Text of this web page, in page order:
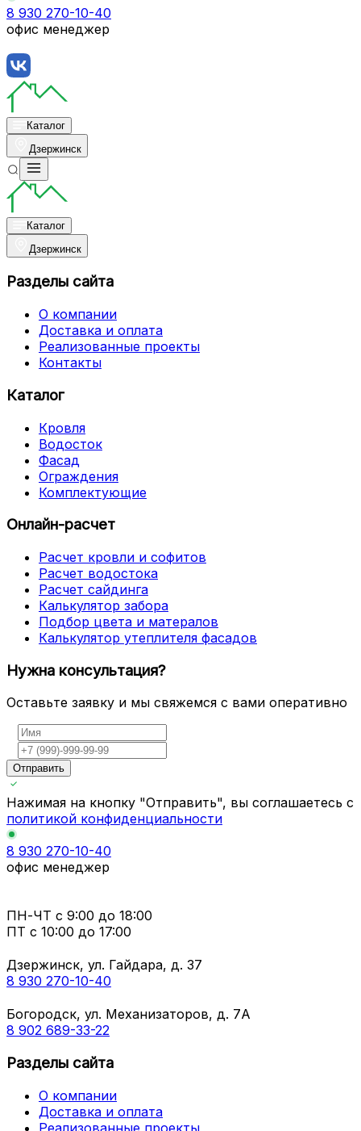
8 930 270-10-40
офис менеджер
Каталог
Дзержинск
Каталог
Дзержинск
Разделы сайта
О компании
Доставка и оплата
Реализованные проекты
Контакты
Каталог
Кровля
Водосток
Фасад
Ограждения
Комплектующие
Онлайн-расчет
Расчет кровли и софитов
Расчет водостока
Расчет сайдинга
Калькулятор забора
Подбор цвета и матералов
Калькулятор утеплителя фасадов
Нужна консультация?
Оставьте заявку и мы свяжемся с вами оперативно
Отправить
Нажимая на кнопку "Отправить", вы соглашаетесь с
политикой конфиденциальности
8 930 270-10-40
офис менеджер
ПН-ЧТ с 9:00 до 18:00
ПТ с 10:00 до 17:00
Дзержинск, ул. Гайдара, д. 37
8 930 270-10-40
Богородск, ул. Механизаторов, д. 7А
8 902 689-33-22
Разделы сайта
О компании
Доставка и оплата
Реализованные проекты